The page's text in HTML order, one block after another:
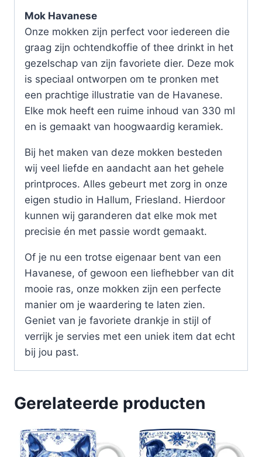
Mok Havanese
Onze mokken zijn perfect voor iedereen die
graag zijn ochtendkoffie of thee drinkt in het
gezelschap van zijn favoriete dier. Deze mok
is speciaal ontworpen om te pronken met
een prachtige illustratie van de Havanese.
Elke mok heeft een ruime inhoud van 330 ml
en is gemaakt van hoogwaardig keramiek.
Bij het maken van deze mokken besteden
wij veel liefde en aandacht aan het gehele
printproces. Alles gebeurt met zorg in onze
eigen studio in Hallum, Friesland. Hierdoor
kunnen wij garanderen dat elke mok met
precisie én met passie wordt gemaakt.
Of je nu een trotse eigenaar bent van een
Havanese, of gewoon een liefhebber van dit
mooie ras, onze mokken zijn een perfecte
manier om je waardering te laten zien.
Geniet van je favoriete drankje in stijl of
verrijk je servies met een uniek item dat echt
bij jou past.
Gerelateerde producten